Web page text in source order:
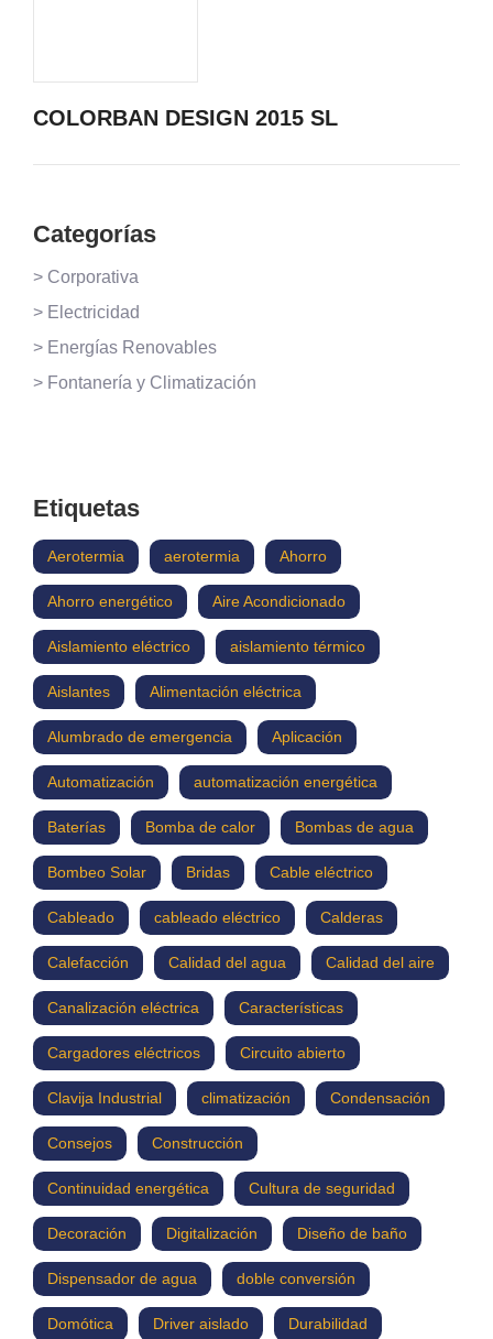
COLORBAN DESIGN 2015 SL
Categorías
> Corporativa
> Electricidad
> Energías Renovables
> Fontanería y Climatización
Etiquetas
Aerotermia aerotermia Ahorro
Ahorro energético Aire Acondicionado
Aislamiento eléctrico aislamiento térmico
Aislantes Alimentación eléctrica
Alumbrado de emergencia Aplicación
Automatización automatización energética
Baterías Bomba de calor Bombas de agua
Bombeo Solar Bridas Cable eléctrico
Cableado cableado eléctrico Calderas
Calefacción Calidad del agua Calidad del aire
Canalización eléctrica Características
Cargadores eléctricos Circuito abierto
Clavija Industrial climatización Condensación
Consejos Construcción
Continuidad energética Cultura de seguridad
Decoración Digitalización Diseño de baño
Dispensador de agua doble conversión
Domótica Driver aislado Durabilidad